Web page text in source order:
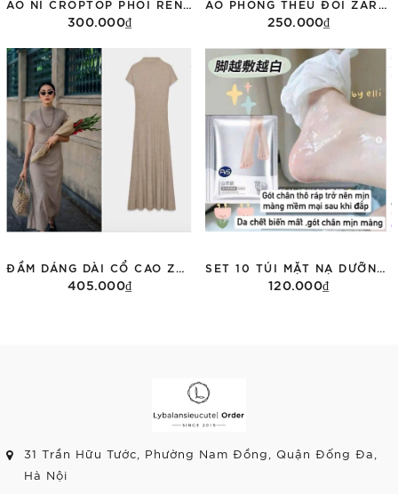
300.000₫
Tùy chọn
250.000₫
Tùy chọn
405.000₫ 120.000₫
31 Trần Hữu Tước, Phường Nam Đồng, Quận Đống Đa,
Hà Nội